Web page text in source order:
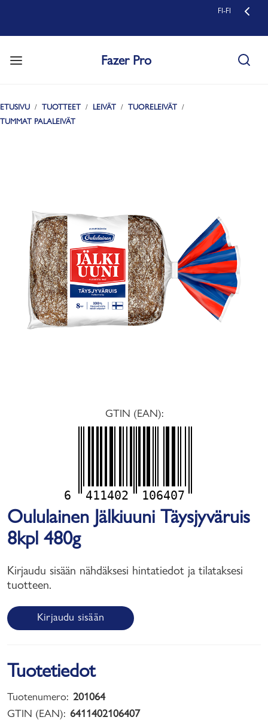
FI-FI
Fazer Pro
ETUSIVU TUOTTEET LEIVÄT
TUORELEIVÄT
TUMMAT PALALEIVÄT
GTIN (EAN):
6 411402 106407
Oululainen Jälkiuuni Täysjyväruis
8kpl 480g
Kirjaudu sisään nähdäksesi hintatiedot ja tilataksesi
tuotteen.
Kirjaudu sisään
Tuotetiedot
Tuotenumero: 201064
GTIN (EAN): 6411402106407